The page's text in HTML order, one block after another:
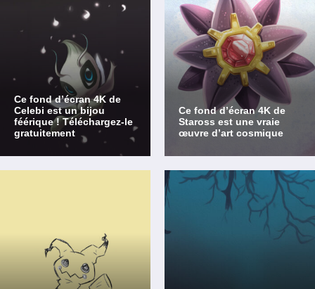
Ce fond d’écran 4K de
Celebi est un bijou
féérique ! Téléchargez-le
gratuitement
Ce fond d’écran 4K de
Staross est une vraie
œuvre d’art cosmique